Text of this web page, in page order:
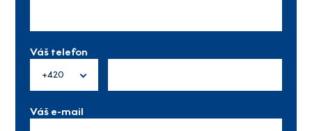
Váš telefon
+420
Váš e-mail